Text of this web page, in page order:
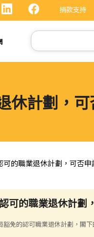
捐款支持
Search
休計劃，可
的職業退休計劃，可否申
可的職業退休計劃
免的認可職業退休計劃，閣